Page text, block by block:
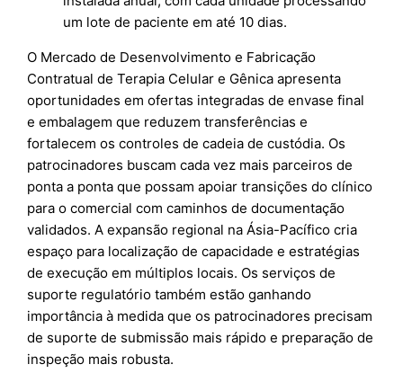
um lote de paciente em até 10 dias.
O Mercado de Desenvolvimento e Fabricação
Contratual de Terapia Celular e Gênica apresenta
oportunidades em ofertas integradas de envase final
e embalagem que reduzem transferências e
fortalecem os controles de cadeia de custódia. Os
patrocinadores buscam cada vez mais parceiros de
ponta a ponta que possam apoiar transições do clínico
para o comercial com caminhos de documentação
validados. A expansão regional na Ásia-Pacífico cria
espaço para localização de capacidade e estratégias
de execução em múltiplos locais. Os serviços de
suporte regulatório também estão ganhando
importância à medida que os patrocinadores precisam
de suporte de submissão mais rápido e preparação de
inspeção mais robusta.